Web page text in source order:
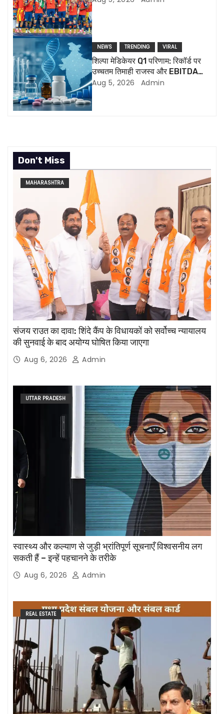
t
i
o
n
NEWS TRENDING VIRAL
शिल्पा मेडिकेयर Q1 परिणाम: रिकॉर्ड पर
उच्चतम तिमाही राजस्व और EBITDA
स्टॉक को 17% अधिक भेजता है
Aug 5, 2026 Admin
Don't Miss
MAHARASHTRA
संजय राउत का दावा: शिंदे कैंप के विधायकों को सर्वोच्च न्यायालय
की सुनवाई के बाद अयोग्य घोषित किया जाएगा
Aug 6, 2026 Admin
UTTAR PRADESH
स्वास्थ्य और कल्याण से जुड़ी भ्रांतिपूर्ण सूचनाएँ विश्वसनीय लग
सकती हैं – इन्हें पहचानने के तरीके
Aug 6, 2026 Admin
REAL ESTATE